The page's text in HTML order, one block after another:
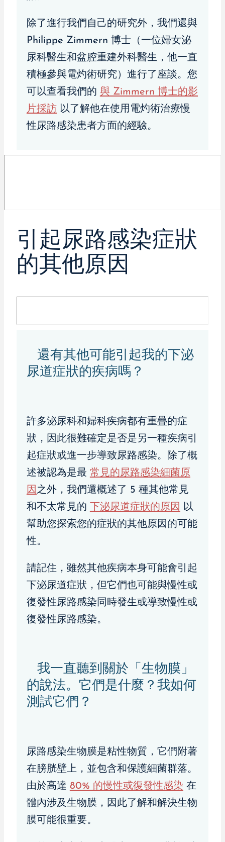
除了進行我們自己的研究外，我們還與
Philippe Zimmern 博士（一位婦女泌
尿科醫生和盆腔重建外科醫生，他一直
積極參與電灼術研究）進行了座談。您
可以查看我們的 與 Zimmern 博士的影
片採訪 以了解他在使用電灼術治療慢
性尿路感染患者方面的經驗。
引起尿路感染症狀
的其他原因
還有其他可能引起我的下泌
尿道症狀的疾病嗎？
許多泌尿科和婦科疾病都有重疊的症
狀，因此很難確定是否是另一種疾病引
起症狀或進一步導致尿路感染。除了概
述被認為是最 常見的尿路感染細菌原
因 之外，我們還概述了 5 種其他常見
和不太常見的
下泌尿道症狀的原因 以
幫助您探索您的症狀的其他原因的可能
性。
請記住，雖然其他疾病本身可能會引起
下泌尿道症狀，但它們也可能與慢性或
復發性尿路感染同時發生或導致慢性或
復發性尿路感染。
我一直聽到關於「生物膜」
的說法。它們是什麼？我如何
測試它們？
尿路感染生物膜是粘性物質，它們附著
在膀胱壁上，並包含和保護細菌群落。
由於高達 80% 的慢性或復發性感染 在
體內涉及生物膜，因此了解和解決生物
膜可能很重要。